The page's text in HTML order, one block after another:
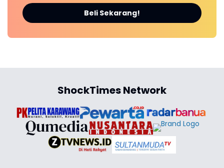
Beli Sekarang!
ShockTimes Network